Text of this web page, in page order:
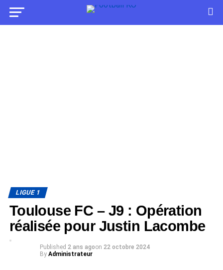
LIGUE 1
Toulouse FC – J9 : Opération
réalisée pour Justin Lacombe
Published 2 ans agoon 22 octobre 2024
By Administrateur